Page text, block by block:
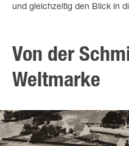
und gleichzeitig den Blick in
Von der
Weltmarke